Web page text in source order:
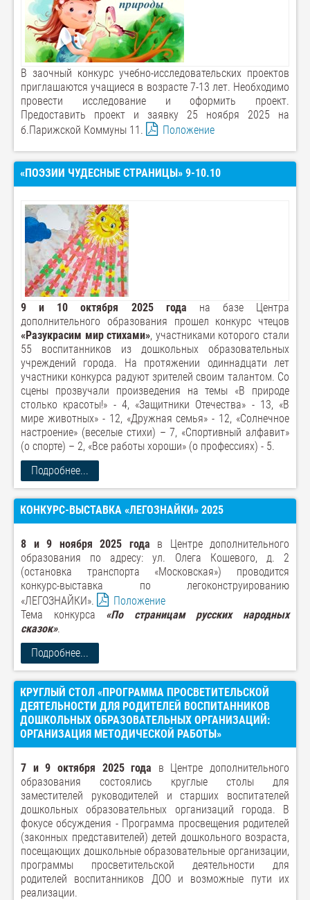
В заочный конкурс учебно-исследовательских проектов
приглашаются учащиеся в возрасте 7-13 лет. Необходимо
провести исследование и оформить проект.
Предоставить проект и заявку 25 ноября 2025 на
б.Парижской Коммуны 11.
Положение
«ПОЭЗИИ ЧУДЕСНЫЕ СТРАНИЦЫ» 9-10.10
9 и 10 октября 2025 года на базе Центра
дополнительного образования прошел конкурс чтецов
«Разукрасим мир стихами», участниками которого стали
55 воспитанников из дошкольных образовательных
учреждений города. На протяжении одиннадцати лет
участники конкурса радуют зрителей своим талантом. Со
сцены прозвучали произведения на темы «В природе
столько красоты!» - 4, «Защитники Отечества» - 13, «В
мире животных» - 12, «Дружная семья» - 12, «Солнечное
настроение» (веселые стихи) – 7, «Спортивный алфавит»
(о спорте) – 2, «Все работы хороши» (о профессиях) - 5.
Подробнее...
КОНКУРС-ВЫСТАВКА «ЛЕГОЗНАЙКИ» 2025
8 и 9 ноября 2025 года в Центре дополнительного
образования по адресу: ул. Олега Кошевого, д. 2
(остановка транспорта «Московская») проводится
конкурс-выставка по легоконструированию
«ЛЕГОЗНАЙКИ».
Положение
Тема конкурса «По страницам русских народных
сказок».
Подробнее...
КРУГЛЫЙ СТОЛ «ПРОГРАММА ПРОСВЕТИТЕЛЬСКОЙ
ДЕЯТЕЛЬНОСТИ ДЛЯ РОДИТЕЛЕЙ ВОСПИТАННИКОВ
ДОШКОЛЬНЫХ ОБРАЗОВАТЕЛЬНЫХ ОРГАНИЗАЦИЙ:
ОРГАНИЗАЦИЯ МЕТОДИЧЕСКОЙ РАБОТЫ»
7 и 9 октября 2025 года в Центре дополнительного
образования состоялись круглые столы для
заместителей руководителей и старших воспитателей
дошкольных образовательных организаций города. В
фокусе обсуждения - Программа просвещения родителей
(законных представителей) детей дошкольного возраста,
посещающих дошкольные образовательные организации,
программы просветительской деятельности для
родителей воспитанников ДОО и возможные пути их
реализации.